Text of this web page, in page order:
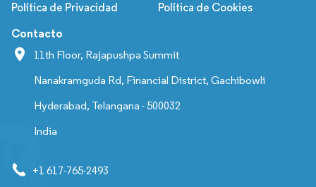
Política de Privacidad Política de Cookies
Contacto
11th Floor, Rajapushpa Summit
Nanakramguda Rd, Financial District, Gachibowli
Hyderabad, Telangana - 500032
India
+1 617-765-2493